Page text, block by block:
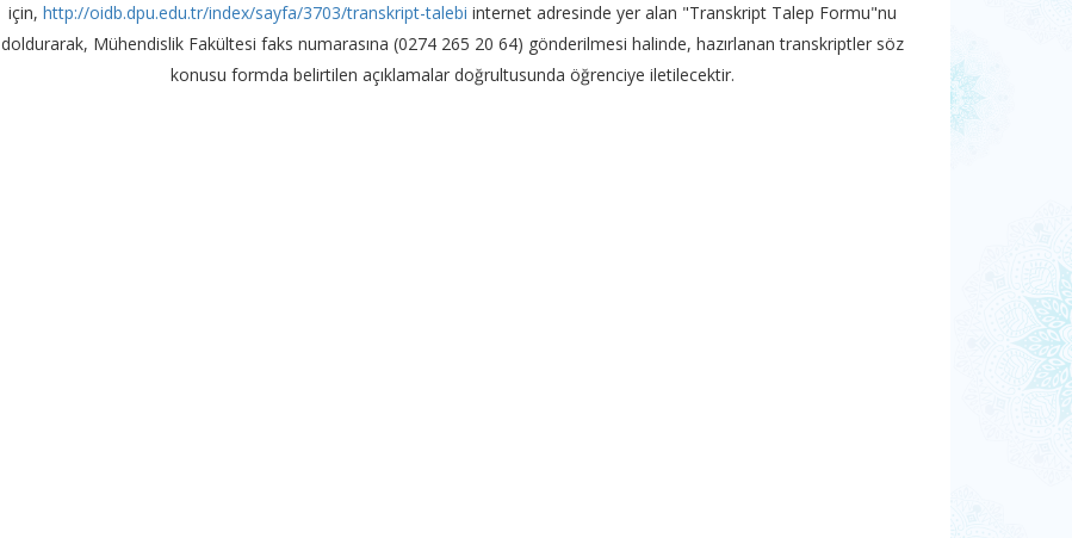
için, http://oidb.dpu.edu.tr/index/sayfa/3703/transkript-talebi internet adresinde yer alan "Transkript Talep Formu"nu
doldurarak, Mühendislik Fakültesi faks numarasına (0274 265 20 64) gönderilmesi halinde, hazırlanan transkriptler söz
konusu formda belirtilen açıklamalar doğrultusunda öğrenciye iletilecektir.